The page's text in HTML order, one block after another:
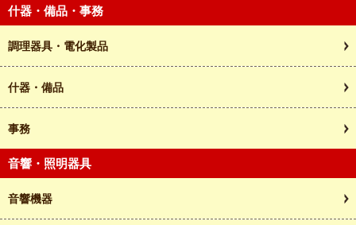
什器・備品・事務
調理器具・電化製品
什器・備品
事務
音響・照明器具
音響機器